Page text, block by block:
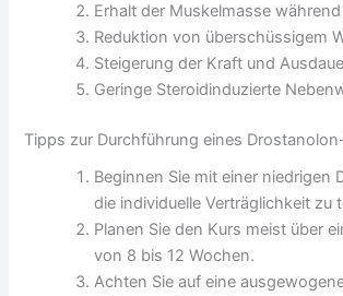
Erhalt der Muskelmasse
Reduktion von überschüssigem
Steigerung der Kraft und
Geringe Steroidinduzierte
Tipps zur Durchführung eines
Beginnen Sie mit einer niedrigen
die individuelle Verträglichkeit zu
Planen Sie den Kurs meist über
von 8 bis 12 Wochen.
Achten Sie auf eine